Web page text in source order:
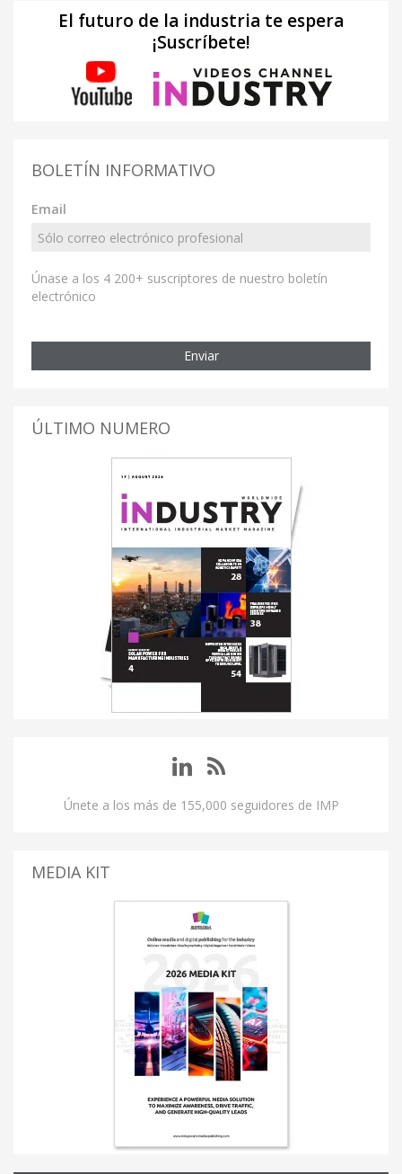
El futuro de la industria te espera
¡Suscríbete!
BOLETÍN INFORMATIVO
Email
Únase a los 4 200+ suscriptores de nuestro boletín
electrónico
Enviar
ÚLTIMO NUMERO
Únete a los más de 155,000 seguidores de IMP
MEDIA KIT